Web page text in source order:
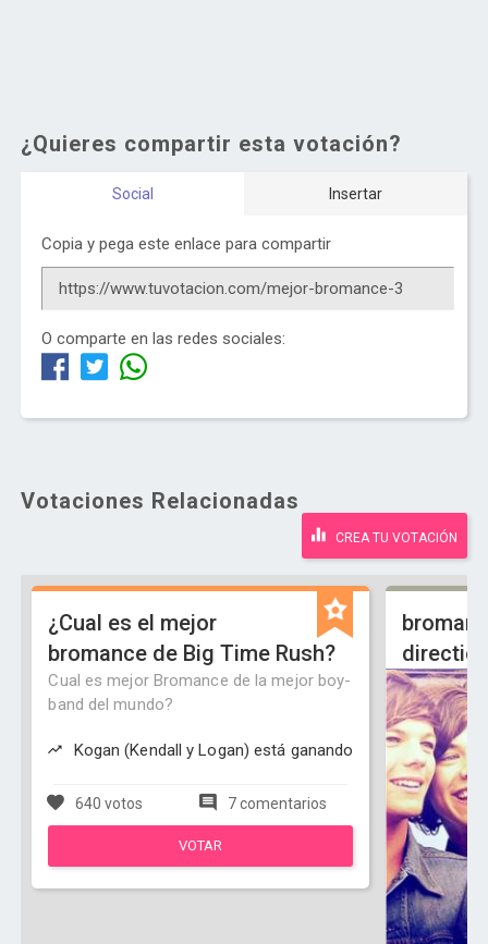
¿Quieres compartir esta votación?
Social Insertar
Copia y pega este enlace para compartir
O comparte en las redes sociales:
Votaciones Relacionadas
CREA TU VOTACIÓN
¿Cual es el mejor
bromance de Big Time Rush?
Cual es mejor Bromance de la mejor boy-
band del mundo?
Kogan (Kendall y Logan) está ganando
640 votos 7 comentarios
VOTAR